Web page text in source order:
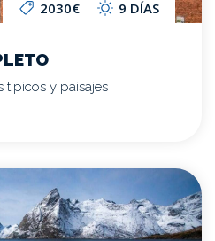
2030€ 9 DÍAS
y paisajes